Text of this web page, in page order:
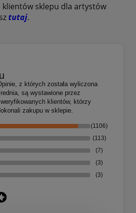
klientów sklepu dla artystów
tutaj.
z których została wyliczona
są wystawione przez
klientów, którzy
zakupu w sklepie.
(1106)
(113)
(7)
(3)
(3)